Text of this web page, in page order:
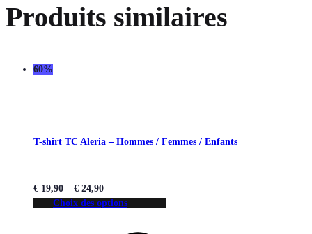
Produits similaires
60%
T-shirt TC Aleria – Hommes / Femmes / Enfants
€ 19,90 – € 24,90
Choix des options